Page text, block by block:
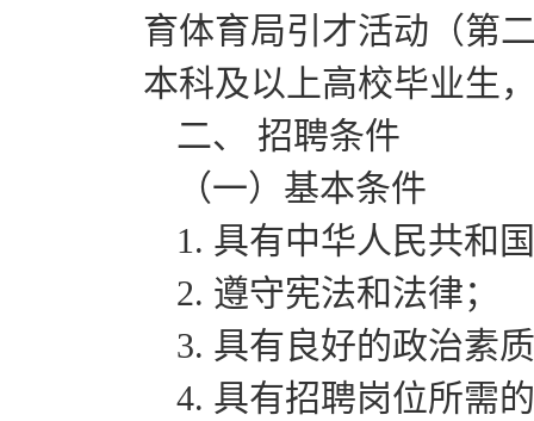
育体育局引才活动（第
本科及以上高校毕业生
二、 招聘条件
（一）基本条件
1. 具有中华人民共和
2. 遵守宪法和法律；
3. 具有良好的政治素
4. 具有招聘岗位所需